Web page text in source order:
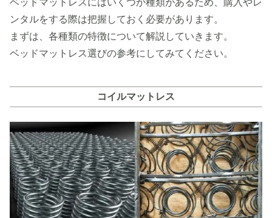
ベッドマットレスにはいくつか種類があるため、購入やレ
ンタルをする際は把握しておく必要があります。
まずは、各種類の特徴について解説していきます。
ベッドマットレス選びの参考にしてみてください。
コイルマットレス